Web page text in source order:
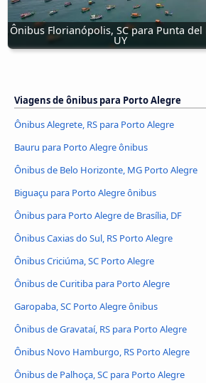
Ônibus Florianópolis, SC para Punta del
UY
Viagens de ônibus para Porto Alegre
Ônibus Alegrete, RS para Porto Alegre
Bauru para Porto Alegre ônibus
Ônibus de Belo Horizonte, MG Porto Alegre
Biguaçu para Porto Alegre ônibus
Ônibus para Porto Alegre de Brasília, DF
Ônibus Caxias do Sul, RS Porto Alegre
Ônibus Criciúma, SC Porto Alegre
Ônibus de Curitiba para Porto Alegre
Garopaba, SC Porto Alegre ônibus
Ônibus de Gravataí, RS para Porto Alegre
Ônibus Novo Hamburgo, RS Porto Alegre
Ônibus de Palhoça, SC para Porto Alegre